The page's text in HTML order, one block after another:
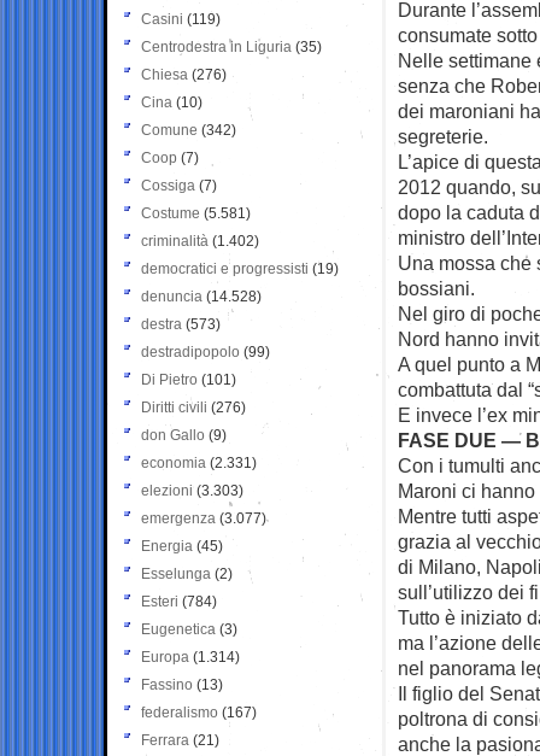
Durante
consumate
Nelle settimane
senza che
dei maroniani
segreterie.
L’apice di
2012 quando,
dopo la caduta
ministro
Una mossa che
bossiani.
Nel giro di
Nord hanno
A quel punto a
combattuta dal
E invece l’ex
FASE DUE —
Con i tumulti
Maroni ci
Mentre tutti
grazia al
di Milano,
sull’utilizzo dei
Tutto è iniziato
ma l’azione
nel panorama
Il figlio del
poltrona di
anche la
Casini (119)
Centrodestra in Liguria (35)
Chiesa (276)
Cina (10)
Comune (342)
Coop (7)
Cossiga (7)
Costume (5.581)
criminalità (1.402)
democratici e progressisti (19)
denuncia (14.528)
destra (573)
destradipopolo (99)
Di Pietro (101)
Diritti civili (276)
don Gallo (9)
economia (2.331)
elezioni (3.303)
emergenza (3.077)
Energia (45)
Esselunga (2)
Esteri (784)
Eugenetica (3)
Europa (1.314)
Fassino (13)
federalismo (167)
Ferrara (21)